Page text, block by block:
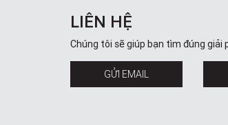
Roland cho ra mắt nhiều dòng
Ampli Fender
Là thương hiệu nổi tiếng của
LIÊN HỆ
Chúng tôi sẽ giúp bạn tìm đúng giải
GỬI EMAIL